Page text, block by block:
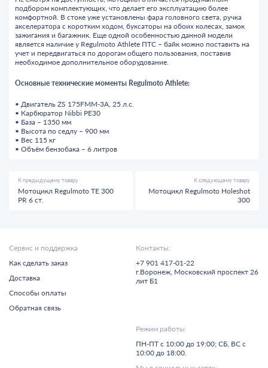
подбором комплектующих, что делает его эксплуатацию более
комфортной. В стоке уже установлены фара головного света, ручка
акселератора с коротким ходом, буксаторы на обоих колесах, замок
зажигания и багажник. Еще одной особенностью данной модели
является наличие у Regulmoto Athlete ПТС – байк можно поставить на
учет и передвигаться по дорогам общего пользования, поставив
необходимое дополнительное оборудование.
Основные технические моменты Regulmoto Athlete:
• Двигатель ZS 175FMM-3A, 25 л.с.
• Карбюратор Nibbi PE30
• База – 1350 мм
• Высота по седлу – 900 мм
• Вес 115 кг
• Объём бензобака – 6 литров
К предыдущему товару
Мотоцикл Regulmoto TE 300
PR 6 ст.
К следующему товару
Мотоцикл Regulmoto Holeshot
300
Сервис и поддержка
Как сделать заказ
Доставка
Способы оплаты
Обратная связь
Контакты:
+7 901 417-01-22
г.Воронеж, Московский проспект 26
лит Б1
Режим работы:
ПН-ПТ с 10:00 до 19:00; СБ, ВС с
10:00 до 18:00.